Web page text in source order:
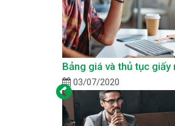
Bảng giá và thủ tục
03/07/2020